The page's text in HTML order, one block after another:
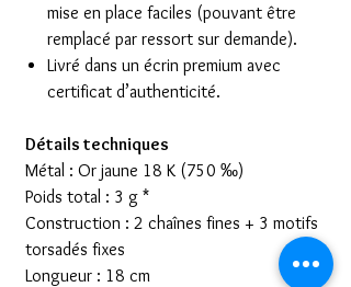
mise en place faciles (pouvant être
remplacé par ressort sur demande).
Livré dans un écrin premium avec
certificat d’authenticité.
Détails techniques
Métal : Or jaune 18 K (750 ‰)
Poids total : 3 g *
Construction : 2 chaînes fines + 3 motifs
torsadés fixes
Longueur : 18 cm